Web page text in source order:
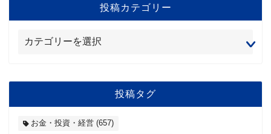
投稿カテゴリー
投稿タグ
お金・投資・経営 (657)